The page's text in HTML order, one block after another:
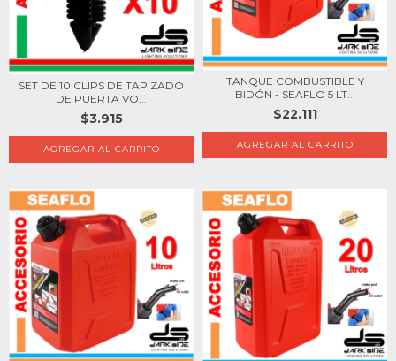
SET DE 10 CLIPS DE TAPIZADO
DE PUERTA VO...
$3.915
TANQUE COMBUSTIBLE Y
BIDÓN - SEAFLO 5 LT...
$22.111